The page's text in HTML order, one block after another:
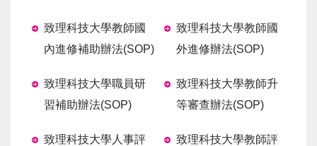
致理科技大學教師國
內進修補助辦法(SOP)
致理科技大學教師國
外進修辦法(SOP)
致理科技大學職員研
習補助辦法(SOP)
致理科技大學教師升
等審查辦法(SOP)
致理科技大學人事評
致理科技大學教師評